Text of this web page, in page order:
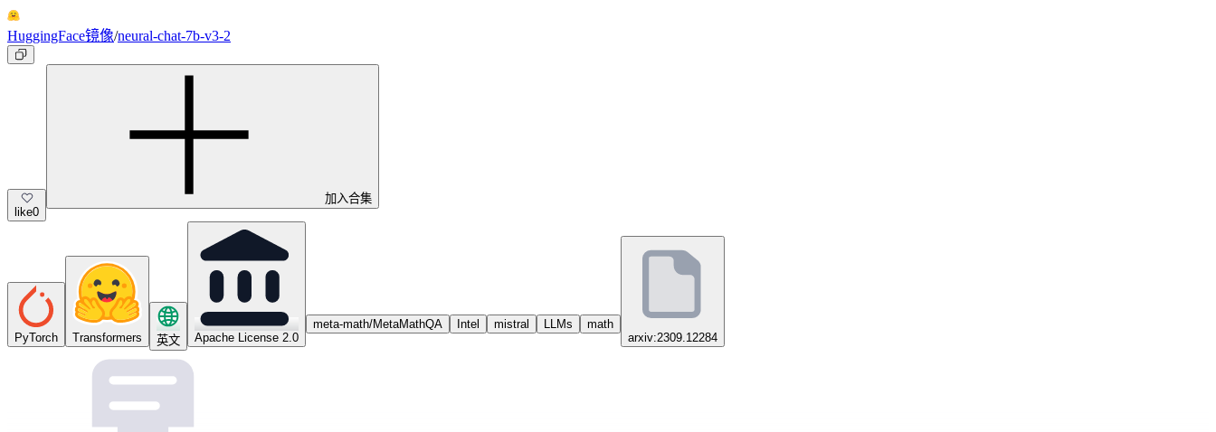
HuggingFace镜像/neural-chat-7b-v3-2
like0
加入合集
PyTorch Transformers 英文 Apache License 2.0
meta-math/MetaMathQA Intel mistral LLMs
math
arxiv:2309.12284